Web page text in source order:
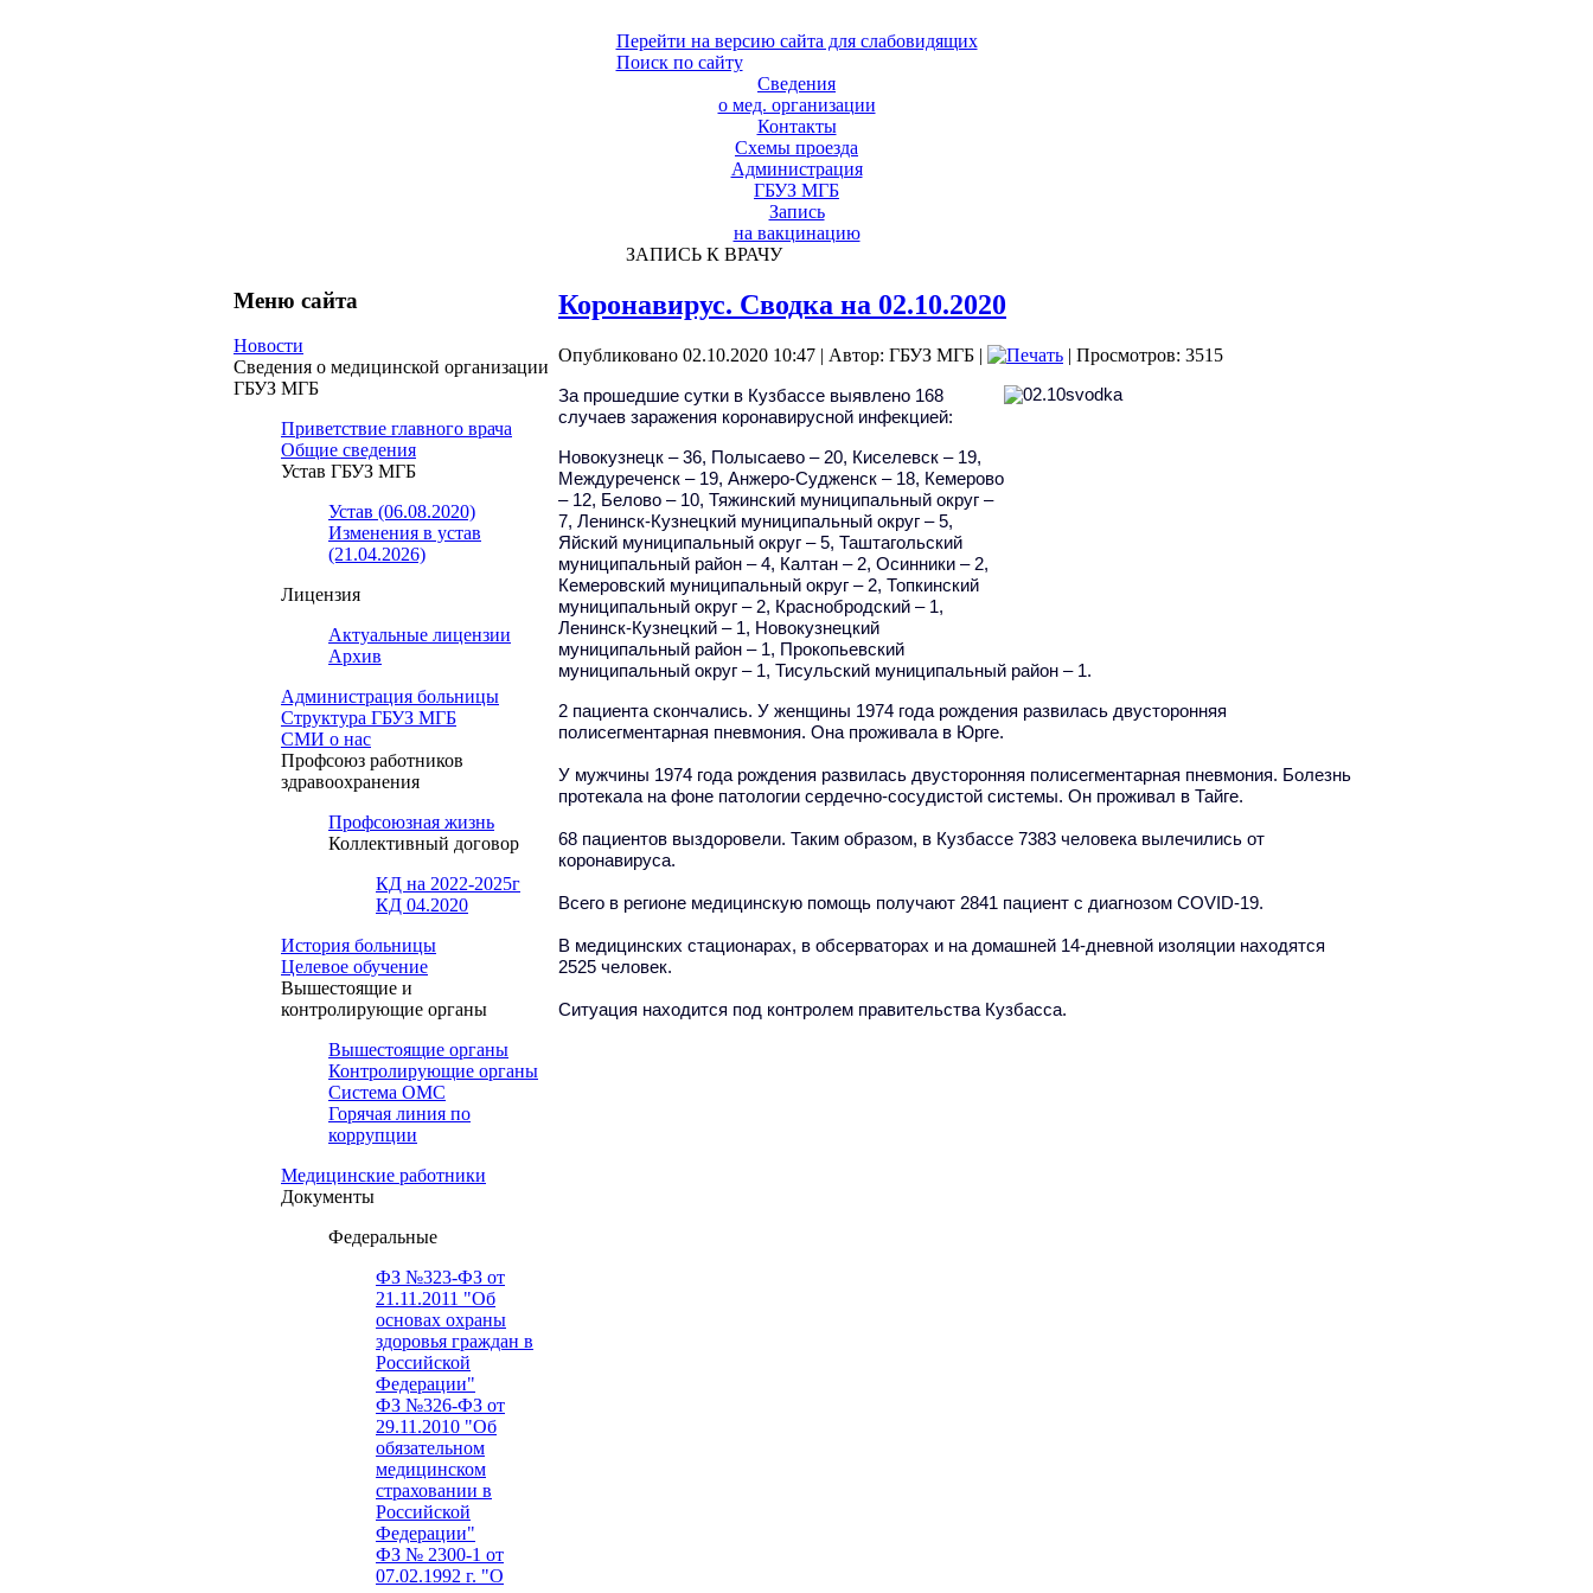
Перейти на версию сайта для слабовидящих
Поиск по сайту
Сведения
о мед. организации
Контакты
Схемы проезда
Администрация
ГБУЗ МГБ
Запись
на вакцинацию
ЗАПИСЬ К ВРАЧУ
Меню сайта
Новости
Сведения о медицинской организации
ГБУЗ МГБ
Приветствие главного врача
Общие сведения
Устав ГБУЗ МГБ
Устав (06.08.2020)
Изменения в устав
(21.04.2026)
Лицензия
Актуальные лицензии
Архив
Администрация больницы
Структура ГБУЗ МГБ
СМИ о нас
Профсоюз работников
здравоохранения
Профсоюзная жизнь
Коллективный договор
КД на 2022-2025г
КД 04.2020
История больницы
Целевое обучение
Вышестоящие и
контролирующие органы
Вышестоящие органы
Контролирующие органы
Система ОМС
Горячая линия по
коррупции
Медицинские работники
Документы
Федеральные
ФЗ №323-ФЗ от
21.11.2011 "Об
основах охраны
здоровья граждан в
Российской
Федерации"
ФЗ №326-ФЗ от
29.11.2010 "Об
обязательном
медицинском
страховании в
Российской
Федерации"
ФЗ № 2300-1 от
07.02.1992 г. "О
Коронавирус. Сводка на 02.10.2020
Опубликовано 02.10.2020 10:47 | Автор: ГБУЗ МГБ | | Просмотров: 3515
За прошедшие сутки в Кузбассе выявлено 168
случаев заражения коронавирусной инфекцией:
Новокузнецк – 36, Полысаево – 20, Киселевск – 19,
Междуреченск – 19, Анжеро-Судженск – 18, Кемерово
– 12, Белово – 10, Тяжинский муниципальный округ –
7, Ленинск-Кузнецкий муниципальный округ – 5,
Яйский муниципальный округ – 5, Таштагольский
муниципальный район – 4, Калтан – 2, Осинники – 2,
Кемеровский муниципальный округ – 2, Топкинский
муниципальный округ – 2, Краснобродский – 1,
Ленинск-Кузнецкий – 1, Новокузнецкий
муниципальный район – 1, Прокопьевский
муниципальный округ – 1, Тисульский муниципальный район – 1.
2 пациента скончались. У женщины 1974 года рождения развилась двусторонняя
полисегментарная пневмония. Она проживала в Юрге.
У мужчины 1974 года рождения развилась двусторонняя полисегментарная пневмония. Болезнь
протекала на фоне патологии сердечно-сосудистой системы. Он проживал в Тайге.
68 пациентов выздоровели. Таким образом, в Кузбассе 7383 человека вылечились от
коронавируса.
Всего в регионе медицинскую помощь получают 2841 пациент с диагнозом COVID-19.
В медицинских стационарах, в обсерваторах и на домашней 14-дневной изоляции находятся
2525 человек.
Ситуация находится под контролем правительства Кузбасса.